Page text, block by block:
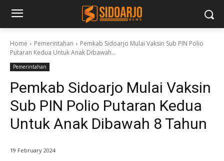
Home Pemerintahan
Pemkab Sidoarjo Mulai Vaksin Sub PIN Polio
Putaran Kedua Untuk Anak Dibawah...
Pemerintahan
Pemkab Sidoarjo Mulai Vaksin
Sub PIN Polio Putaran Kedua
Untuk Anak Dibawah 8 Tahun
19 February 2024